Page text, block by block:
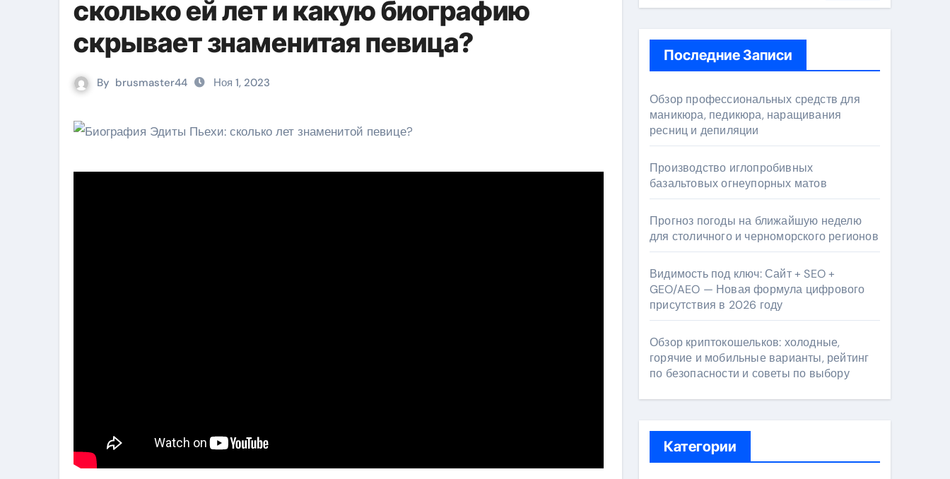
сколько ей лет и какую биографию
скрывает знаменитая певица?
By brusmaster44 Ноя 1, 2023
Последние Записи
Обзор профессиональных средств для
маникюра, педикюра, наращивания
ресниц и депиляции
Производство иглопробивных
базальтовых огнеупорных матов
Прогноз погоды на ближайшую неделю
для столичного и черноморского регионов
Видимость под ключ: Сайт + SEO +
GEO/AEO — Новая формула цифрового
присутствия в 2026 году
Обзор криптокошельков: холодные,
горячие и мобильные варианты, рейтинг
по безопасности и советы по выбору
Категории